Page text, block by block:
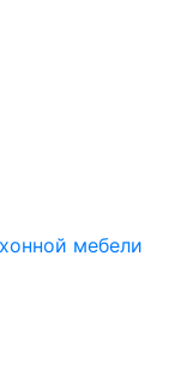
мебели